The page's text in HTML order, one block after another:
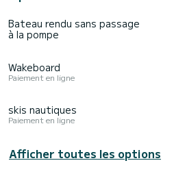
Bateau rendu sans passage
à la pompe
Wakeboard
Paiement en ligne
skis nautiques
Paiement en ligne
Afficher toutes les options